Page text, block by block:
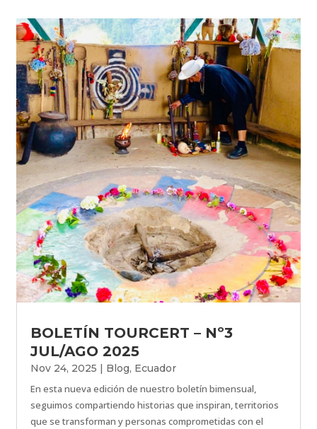
BOLETÍN TOURCERT – Nº3
JUL/AGO 2025
Nov 24, 2025 | Blog, Ecuador
En esta nueva edición de nuestro boletín bimensual,
seguimos compartiendo historias que inspiran, territorios
que se transforman y personas comprometidas con el